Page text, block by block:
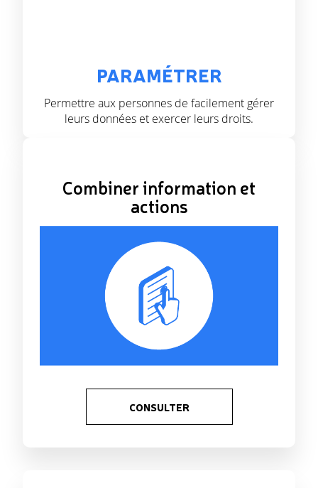
PARAMÉTRER
Permettre aux personnes de facilement gérer
leurs données et exercer leurs droits.
Combiner information et
actions
CONSULTER